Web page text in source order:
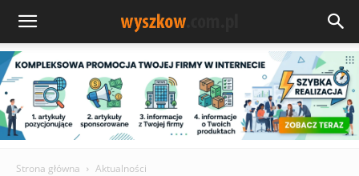
Strona główna Aktualności